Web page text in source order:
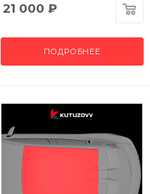
21 000 ₽
ПОДРОБНЕЕ